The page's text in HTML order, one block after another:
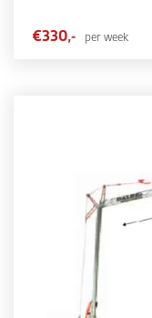
€330,- per week